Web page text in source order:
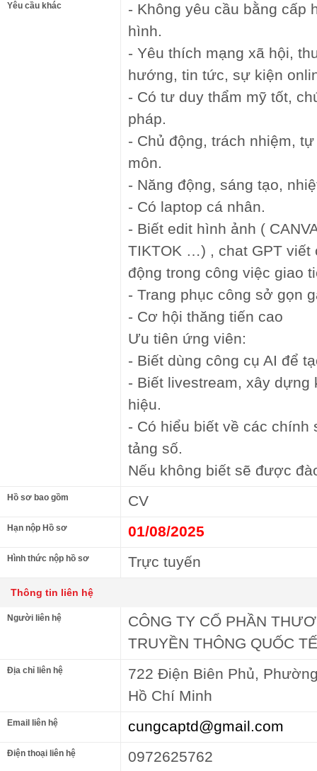
Yêu cầu khác
- Không yêu cầu bằng cấp
hình.
- Yêu thích mạng xã hội,
hướng, tin tức, sự kiện
- Có tư duy thẩm mỹ tốt,
pháp.
- Chủ động, trách nhiệm,
môn.
- Năng động, sáng tạo,
- Có laptop cá nhân.
- Biết edit hình ảnh (
TIKTOK …) , chat GPT viết
động trong công việc giao
- Trang phục công sở gọn
- Cơ hội thăng tiến cao
Ưu tiên ứng viên:
- Biết dùng công cụ AI để
- Biết livestream, xây
hiệu.
- Có hiểu biết về các chính
tảng số.
Nếu không biết sẽ được
Hồ sơ bao gồm CV
Hạn nộp Hồ sơ 01/08/2025
Hình thức nộp hồ sơ Trực tuyến
Thông tin liên hệ
Người liên hệ
CÔNG TY CỔ PHẦN
TRUYỀN THÔNG QUỐC
Địa chỉ liên hệ
722 Điện Biên Phủ,
Hồ Chí Minh
Email liên hệ cungcaptd@gmail.com
Điện thoại liên hệ 0972625762